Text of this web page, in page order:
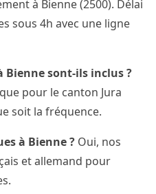
à Bienne (2500). Délai
sous 4h avec une ligne
Bienne sont-ils inclus ?
pour le canton Jura
soit la fréquence.
à Bienne ? Oui, nos
et allemand pour